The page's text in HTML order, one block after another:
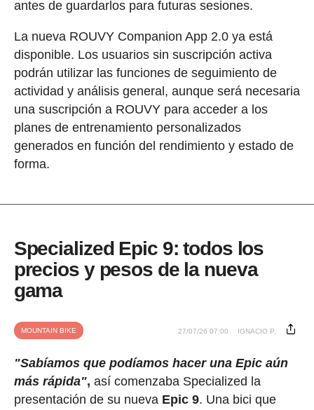
antes de guardarlos para futuras sesiones.
La nueva ROUVY Companion App 2.0 ya está
disponible. Los usuarios sin suscripción activa
podrán utilizar las funciones de seguimiento de
actividad y análisis general, aunque será necesaria
una suscripción a ROUVY para acceder a los
planes de entrenamiento personalizados
generados en función del rendimiento y estado de
forma.
Specialized Epic 9: todos los
precios y pesos de la nueva
gama
MOUNTAIN BIKE 27/07/26 07:00 IGNACIO P.
"Sabíamos que podíamos hacer una Epic aún
más rápida", así comenzaba Specialized la
presentación de su nueva Epic 9. Una bici que